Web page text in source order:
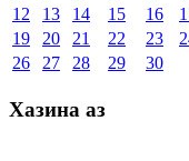
12
13 14 15 16
19
20 21 22 23
26
27 28 29 30
Хазина аз